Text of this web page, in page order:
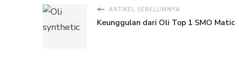
ARTIKEL SEBELUMNYA
Keunggulan dari Oli Top 1 SMO Matic